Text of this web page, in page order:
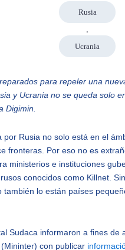
Rusia
,
Ucrania
para repeler una
y Ucrania no se queda solo
Digimin.
por Rusia no solo está en el
fronteras. Por eso no es
ministerios e instituciones
conocidos como Killnet.
también lo están países
Sudaca informaron a fines
con publicar